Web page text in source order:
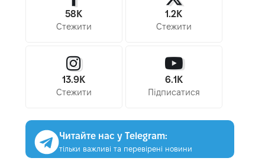
58K
Стежити
1.2K
Стежити
13.9K
Стежити
6.1K
Підписатися
Читайте нас у Telegram:
тільки важливі та перевірені новини